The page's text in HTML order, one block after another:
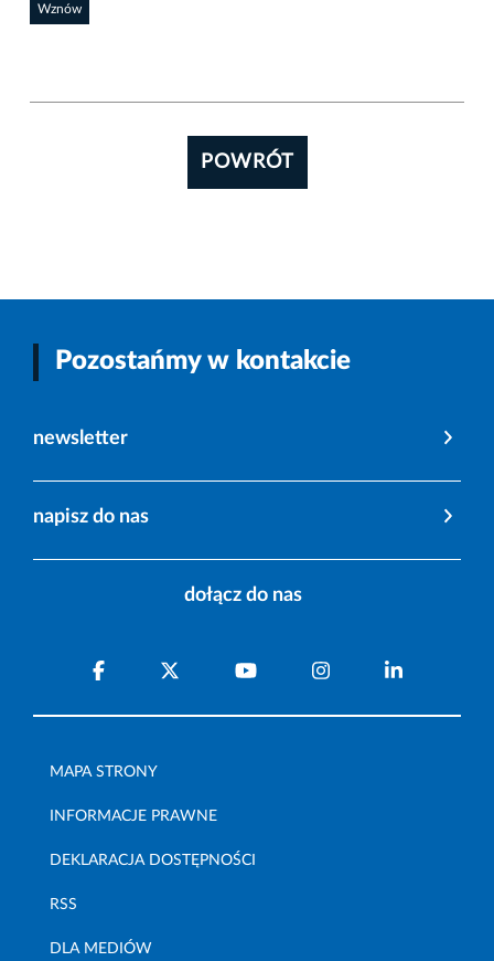
Wznów
POWRÓT
Pozostańmy w kontakcie
newsletter
napisz do nas
dołącz do nas
MAPA STRONY
INFORMACJE PRAWNE
DEKLARACJA DOSTĘPNOŚCI
RSS
DLA MEDIÓW